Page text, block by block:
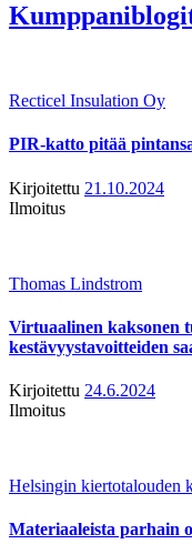
Recticel Insulation Oy
PIR-katto pitää
Kirjoitettu 21.10.2024
Ilmoitus
Thomas Lindstrom
Virtuaalinen kaksonen
kestävyystavoitteiden
Kirjoitettu 24.6.2024
Ilmoitus
Helsingin kiertotalouden
Materiaaleista parhain